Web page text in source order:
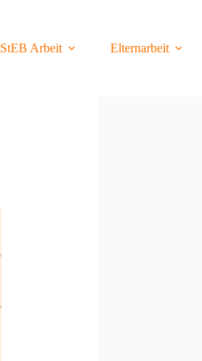
StEB Arbeit Elternarbeit